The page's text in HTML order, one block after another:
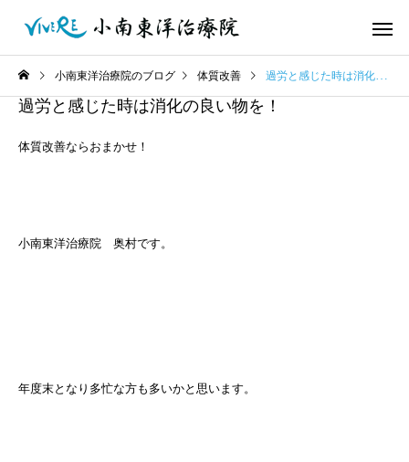
小南東洋治療院のブログ 体質改善 過労と感じた時は消化の良い物を！
過労と感じた時は消化の良い物を！
体質改善ならおまかせ！
小南東洋治療院 奥村です。
年度末となり多忙な方も多いかと思います。